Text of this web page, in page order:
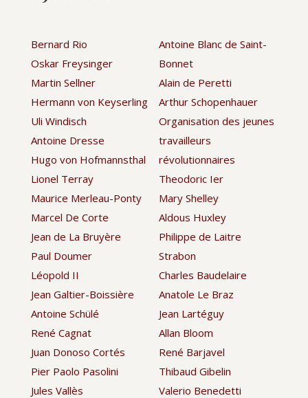
Bernard Rio
Oskar Freysinger
Martin Sellner
Hermann von Keyserling
Uli Windisch
Antoine Dresse
Hugo von Hofmannsthal
Lionel Terray
Maurice Merleau-Ponty
Marcel De Corte
Jean de La Bruyère
Paul Doumer
Léopold II
Jean Galtier-Boissière
Antoine Schülé
René Cagnat
Juan Donoso Cortés
Pier Paolo Pasolini
Jules Vallès
Antoine Blanc de Saint-
Bonnet
Alain de Peretti
Arthur Schopenhauer
Organisation des jeunes
travailleurs
révolutionnaires
Theodoric Ier
Mary Shelley
Aldous Huxley
Philippe de Laitre
Strabon
Charles Baudelaire
Anatole Le Braz
Jean Lartéguy
Allan Bloom
René Barjavel
Thibaud Gibelin
Valerio Benedetti